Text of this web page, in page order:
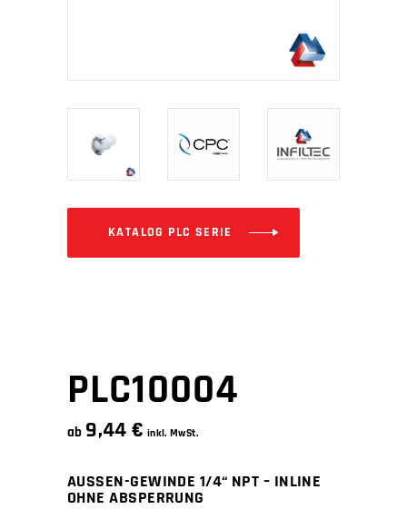
KATALOG PLC SERIE
PLC10004
ab 9,44 € inkl. MwSt.
AUSSEN-GEWINDE 1/4“ NPT – INLINE
OHNE ABSPERRUNG